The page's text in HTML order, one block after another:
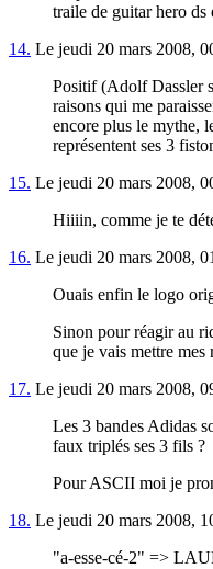
traile de guitar hero
14. Le jeudi 20 mars 2008,
Positif (Adolf Dassler
raisons qui me
encore plus le mythe,
représentent ses 3
15. Le jeudi 20 mars 2008,
Hiiiin, comme je te
16. Le jeudi 20 mars 2008,
Ouais enfin le logo
Sinon pour réagir au
que je vais mettre
17. Le jeudi 20 mars 2008,
Les 3 bandes Adidas
faux triplés ses 3 fils ?
Pour ASCII moi je
18. Le jeudi 20 mars 2008,
"a-esse-cé-2" =>